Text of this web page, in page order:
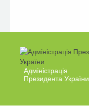
Адміністрація
Президента України